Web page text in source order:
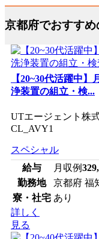
京都府でおすすめ
【20~30代活躍中
浄装置の組立・検...
UTエージェント株
CL_AVY1
スペシャル
給与
月収例
勤務地
京都府 福
寮・社宅 あり
詳しく
見る